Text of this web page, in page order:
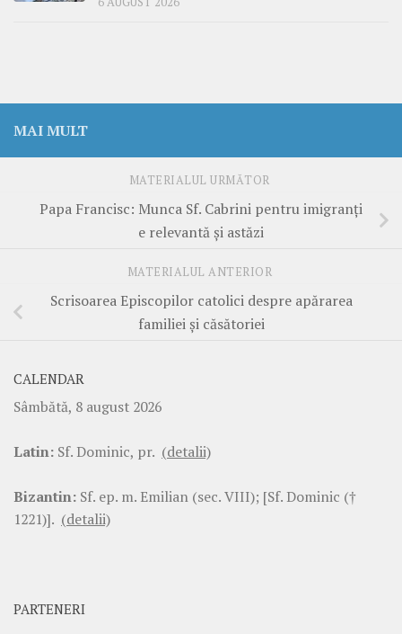
MAI MULT
MATERIALUL URMĂTOR
Papa Francisc: Munca Sf. Cabrini pentru imigranți
e relevantă și astăzi
MATERIALUL ANTERIOR
Scrisoarea Episcopilor catolici despre apărarea
familiei și căsătoriei
CALENDAR
Sâmbătă, 8 august 2026
Latin: Sf. Dominic, pr. (detalii)
Bizantin: Sf. ep. m. Emilian (sec. VIII); [Sf. Dominic (†
1221)]. (detalii)
PARTENERI